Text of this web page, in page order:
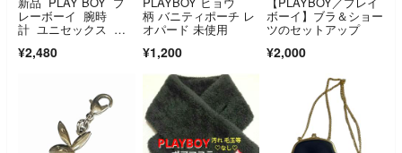
レーボーイ 腕時
計 ユニセックス 箱
¥2,480
柄 バニティポーチ レ
オパード 未使用
¥1,200
ボーイ】ブラ＆ショー
ツのセットアップ
¥2,000